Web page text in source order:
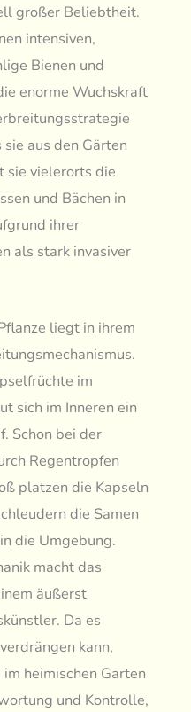
großer Beliebtheit.
intensiven,
Bienen und
enorme Wuchskraft
aus den Gärten
sie vielerorts die
und Bächen in
ihrer
als stark invasiver
liegt in ihrem
im
sich im Inneren ein
Schon bei der
Regentropfen
platzen die Kapseln
die Samen
die Umgebung.
macht das
äußerst
Da es
kann,
heimischen Garten
und Kontrolle,